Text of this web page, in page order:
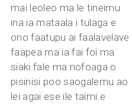
mai leoleo ma le tineimu
ina ia mataala i tulaga e
ono faatupu ai faalavelave
faapea ma ia fai foi ma
siaki fale ma nofoaga o
pisinisi poo saogalemu ao
lei agai ese ile taimi e